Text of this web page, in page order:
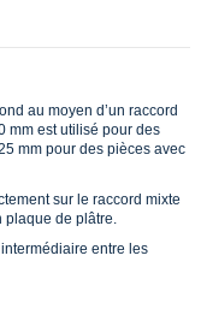
au moyen d’un raccord
mm est utilisé pour des
mm pour des pièces avec
sur le raccord mixte
de plâtre.
entre les